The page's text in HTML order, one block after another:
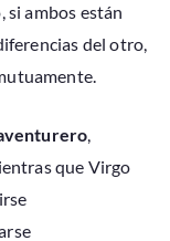
si ambos están
del otro,
,
que Virgo